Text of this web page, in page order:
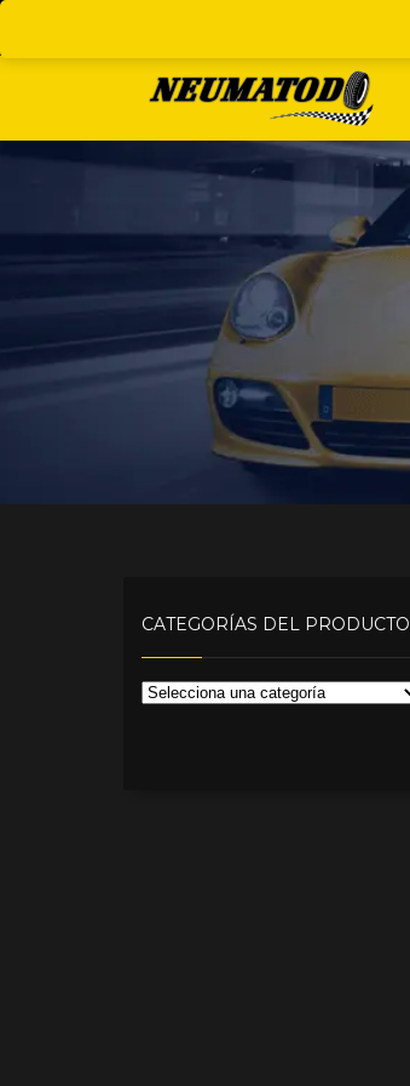
CATEGORÍAS DEL PRODUCTO